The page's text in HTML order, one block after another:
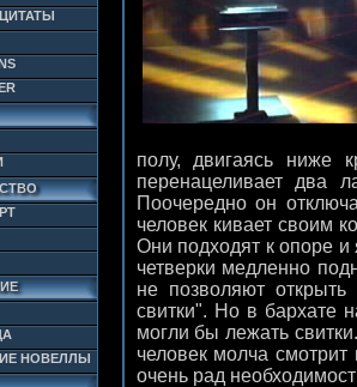
НОВЕЛЛЫ
полу, двигаясь ниже
перенацеливает два
Поочередно он
человек кивает своим
Они подходят к опоре и
четверки медленно
не позволяют
свитки". Но в бархате
могли бы лежать
человек молча
очень рад